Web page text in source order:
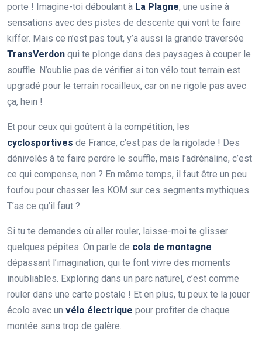
porte ! Imagine-toi déboulant à La Plagne, une usine à
sensations avec des pistes de descente qui vont te faire
kiffer. Mais ce n’est pas tout, y’a aussi la grande traversée
TransVerdon qui te plonge dans des paysages à couper le
souffle. N’oublie pas de vérifier si ton vélo tout terrain est
upgradé pour le terrain rocailleux, car on ne rigole pas avec
ça, hein !
Et pour ceux qui goûtent à la compétition, les
cyclosportives de France, c’est pas de la rigolade ! Des
dénivelés à te faire perdre le souffle, mais l’adrénaline, c’est
ce qui compense, non ? En même temps, il faut être un peu
foufou pour chasser les KOM sur ces segments mythiques.
T’as ce qu’il faut ?
Si tu te demandes où aller rouler, laisse-moi te glisser
quelques pépites. On parle de cols de montagne
dépassant l’imagination, qui te font vivre des moments
inoubliables. Exploring dans un parc naturel, c’est comme
rouler dans une carte postale ! Et en plus, tu peux te la jouer
écolo avec un vélo électrique pour profiter de chaque
montée sans trop de galère.